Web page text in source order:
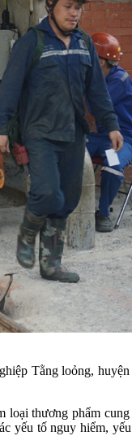
Tằng loỏng,
thương phẩm
yếu tố nguy hiểm,